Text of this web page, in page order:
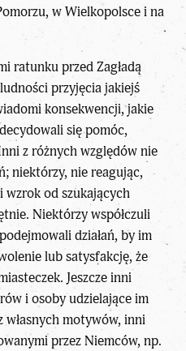
w Wielkopolsce i na
ratunku przed Zagładą
przyjęcia jakiejś
konsekwencji, jakie
się pomóc,
z różnych względów nie
niektórzy, nie reagując,
od szukających
Niektórzy współczuli
działań, by im
lub satysfakcję, że
Jeszcze inni
i osoby udzielające im
motywów, inni
przez Niemców, np.